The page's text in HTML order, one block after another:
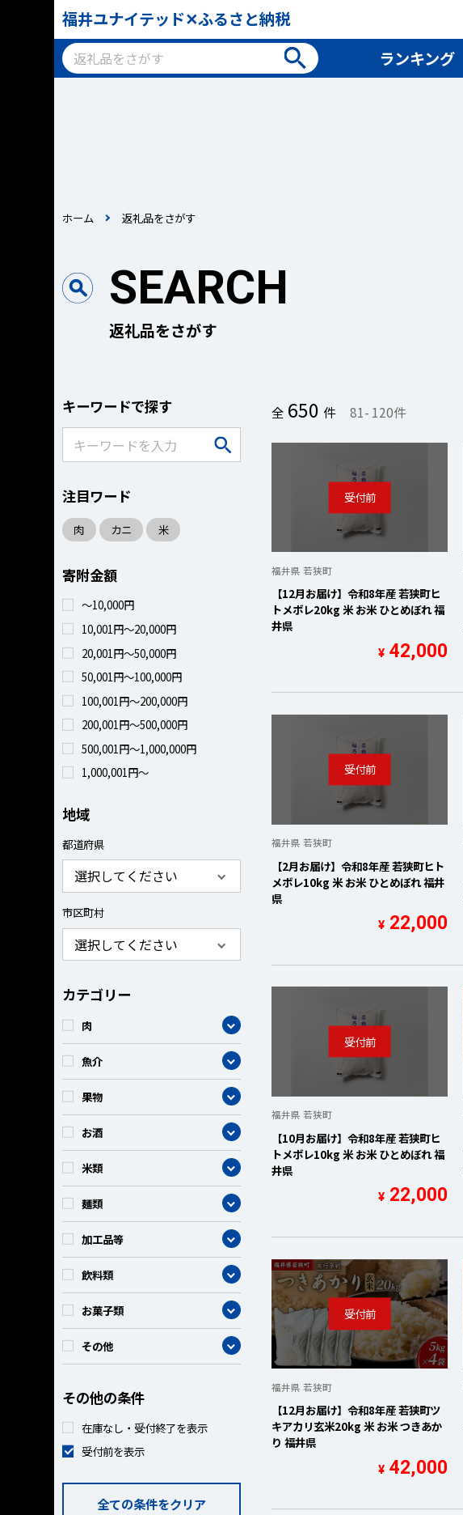
福井ユナイテッド✕ふるさと納税
ランキング
ホーム 返礼品をさがす
SEARCH
返礼品をさがす
キーワードで探す
検索
注目ワード
肉 カニ 米
寄附金額
～10,000円
10,001円～20,000円
20,001円～50,000円
50,001円～100,000円
100,001円～200,000円
200,001円～500,000円
500,001円～1,000,000円
1,000,001円～
地域
都道府県
市区町村
カテゴリー
肉 カテゴリーを開く
魚介 カテゴリーを開く
果物 カテゴリーを開く
お酒 カテゴリーを開く
米類
麺類 カテゴリーを開く
加工品等 カテゴリーを開く
飲料類 カテゴリーを開く
お菓子類 カテゴリーを開く
その他 カテゴリーを開く
その他の条件
在庫なし・受付終了を表示
受付前を表示
全ての条件をクリア
全 650 件 81- 120件
福井県 若狭町
【12月お届け】令和8年産 若狭町ヒ
トメボレ20kg 米 お米 ひとめぼれ 福
井県
¥ 42,000
福井県 若狭町
【2月お届け】令和8年産 若狭町ヒト
メボレ10kg 米 お米 ひとめぼれ 福井
県
¥ 22,000
福井県 若狭町
【10月お届け】令和8年産 若狭町ヒ
トメボレ10kg 米 お米 ひとめぼれ 福
井県
¥ 22,000
福井県 若狭町
【12月お届け】令和8年産 若狭町ツ
キアカリ玄米20kg 米 お米 つきあか
り 福井県
¥ 42,000